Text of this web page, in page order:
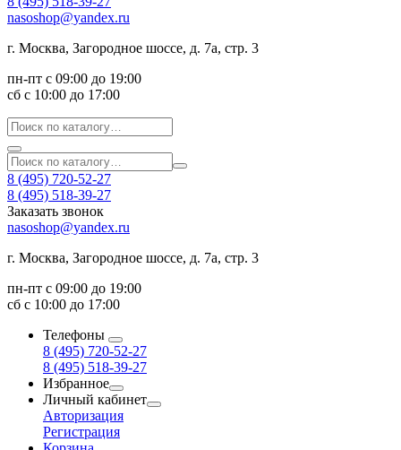
nasoshop@yandex.ru
г. Москва, Загородное шоссе, д. 7а, стр. 3
пн-пт с 09:00 до 19:00
сб с 10:00 до 17:00
8 (495) 720-52-27
8 (495) 518-39-27
Заказать звонок
nasoshop@yandex.ru
г. Москва, Загородное шоссе, д. 7а, стр. 3
пн-пт с 09:00 до 19:00
сб с 10:00 до 17:00
Телефоны
8 (495) 720-52-27
8 (495) 518-39-27
Избранное
Личный кабинет
Авторизация
Регистрация